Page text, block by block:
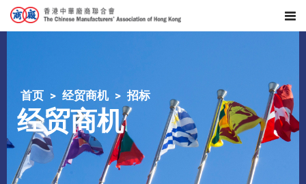
首页 经贸商机 招标
经贸商机